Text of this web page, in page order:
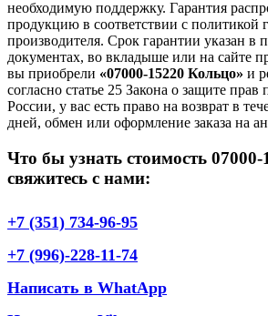
необходимую поддержку. Гарантия
продукцию в соответствии с политикой
производителя. Срок гарантии указан в
документах, во вкладыше или на сайте
вы приобрели «07000-15220 Кольцо» и
согласно статье 25 Закона о защите прав
России, у вас есть право на возврат в
дней, обмен или оформление заказа на
Что бы узнать стоимость
свяжитесь с нами:
+7 (351) 734-96-95
+7 (996)-228-11-74
Написать в WhatApp